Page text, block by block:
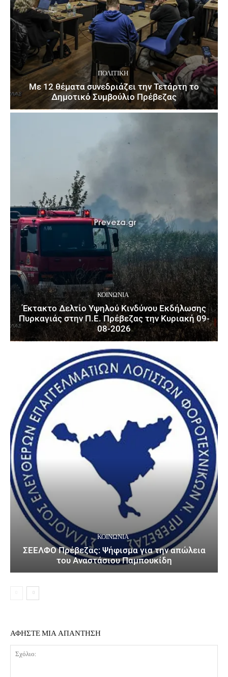
ΠΟΛΙΤΙΚΉ
Με 12 θέματα συνεδριάζει την Τετάρτη το
Δημοτικό Συμβούλιο Πρέβεζας
ΚΟΙΝΩΝΙΑ
Έκτακτο Δελτίο Υψηλού Κινδύνου Εκδήλωσης
Πυρκαγιάς στην Π.Ε. Πρέβεζας την Κυριακή 09-
08-2026
ΚΟΙΝΩΝΙΑ
ΣΕΕΛΦΟ Πρέβεζας: Ψήφισμα για την απώλεια
του Αναστάσιου Παμπουκίδη
ΑΦΗΣΤΕ ΜΙΑ ΑΠΑΝΤΗΣΗ